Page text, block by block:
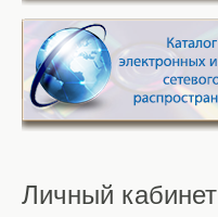
Личный кабинет